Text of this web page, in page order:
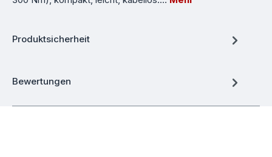
Produktsicherheit
Bewertungen